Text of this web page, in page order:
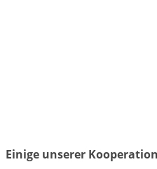
Einige unserer